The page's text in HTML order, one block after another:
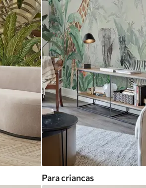
Para criancas